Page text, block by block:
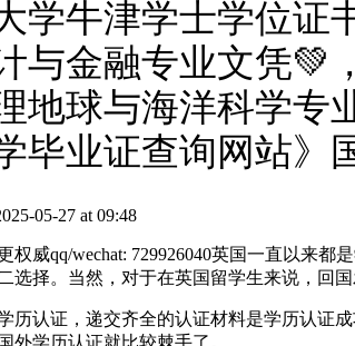
学牛津学士学位证
与金融专业文凭💚
地球与海洋科学专
毕业证查询网站》
05-27 at 09:48
权威qq/wechat: 729926040英国一直以来
选择。当然，对于在英国留学生来说，回
历认证，递交齐全的认证材料是学历认证